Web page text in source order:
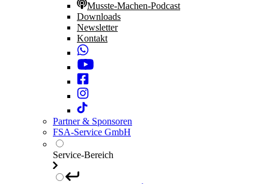
Musste-Machen-Podcast
Downloads
Newsletter
Kontakt
Partner & Sponsoren
FSA-Service GmbH
Service-Bereich